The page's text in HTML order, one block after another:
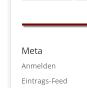
Meta
Anmelden
Eintrags-Feed